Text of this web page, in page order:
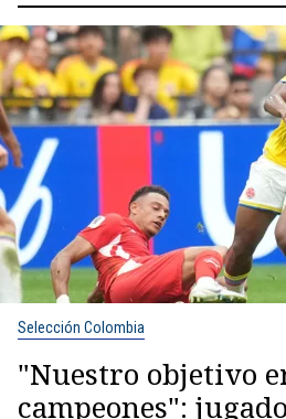
Selección Colombia
"Nuestro objetivo
campeones":